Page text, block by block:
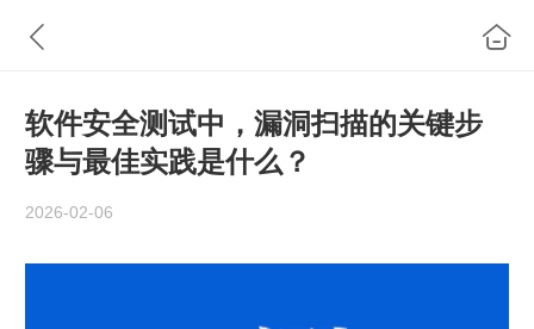
软件安全测试中，漏洞扫描的关键步
骤与最佳实践是什么？
2026-02-06